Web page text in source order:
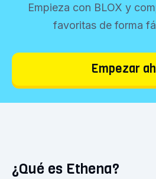
Empieza con BLOX y
favoritas de forma
Empezar
¿Qué es Ethena?